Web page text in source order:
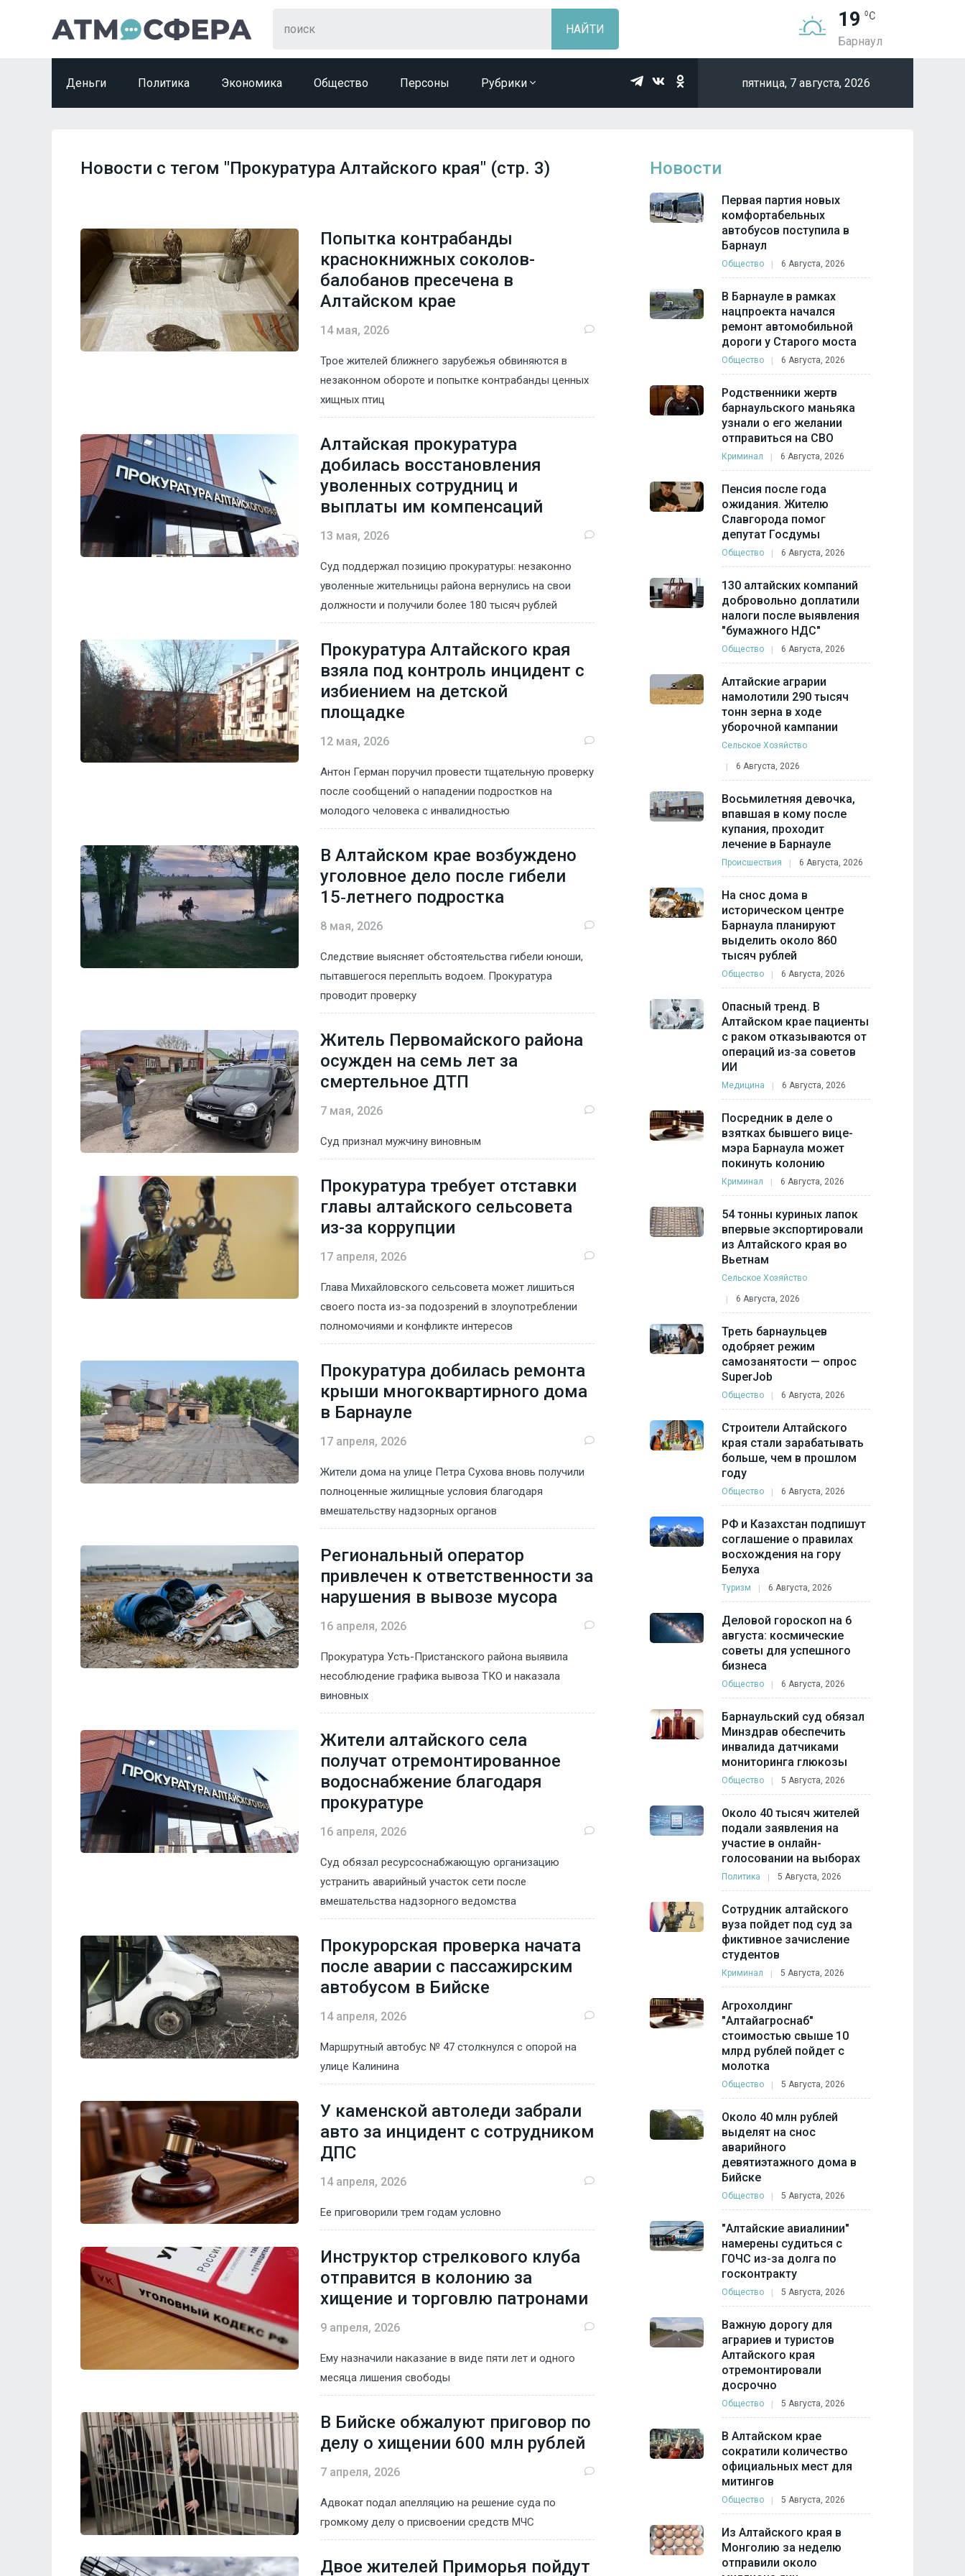
19
Барнаул
Деньги Политика Экономика Общество Персоны Рубрики пятница, 7 августа, 2026
Новости с тегом "Прокуратура Алтайского края" (стр. 3)
Попытка контрабанды
краснокнижных соколов-
балобанов пресечена в
Алтайском крае
14 мая, 2026
Трое жителей ближнего зарубежья обвиняются в
незаконном обороте и попытке контрабанды ценных
хищных птиц
Алтайская прокуратура
добилась восстановления
уволенных сотрудниц и
выплаты им компенсаций
13 мая, 2026
Суд поддержал позицию прокуратуры: незаконно
уволенные жительницы района вернулись на свои
должности и получили более 180 тысяч рублей
Прокуратура Алтайского края
взяла под контроль инцидент с
избиением на детской
площадке
12 мая, 2026
Антон Герман поручил провести тщательную проверку
после сообщений о нападении подростков на
молодого человека с инвалидностью
В Алтайском крае возбуждено
уголовное дело после гибели
15‑летнего подростка
8 мая, 2026
Следствие выясняет обстоятельства гибели юноши,
пытавшегося переплыть водоем. Прокуратура
проводит проверку
Житель Первомайского района
осужден на семь лет за
смертельное ДТП
7 мая, 2026
Суд признал мужчину виновным
Прокуратура требует отставки
главы алтайского сельсовета
из-за коррупции
17 апреля, 2026
Глава Михайловского сельсовета может лишиться
своего поста из-за подозрений в злоупотреблении
полномочиями и конфликте интересов
Прокуратура добилась ремонта
крыши многоквартирного дома
в Барнауле
17 апреля, 2026
Жители дома на улице Петра Сухова вновь получили
полноценные жилищные условия благодаря
вмешательству надзорных органов
Региональный оператор
привлечен к ответственности за
нарушения в вывозе мусора
16 апреля, 2026
Прокуратура Усть-Пристанского района выявила
несоблюдение графика вывоза ТКО и наказала
виновных
Жители алтайского села
получат отремонтированное
водоснабжение благодаря
прокуратуре
16 апреля, 2026
Суд обязал ресурсоснабжающую организацию
устранить аварийный участок сети после
вмешательства надзорного ведомства
Прокурорская проверка начата
после аварии с пассажирским
автобусом в Бийске
14 апреля, 2026
Маршрутный автобус № 47 столкнулся с опорой на
улице Калинина
У каменской автоледи забрали
авто за инцидент с сотрудником
ДПС
14 апреля, 2026
Ее приговорили трем годам условно
Инструктор стрелкового клуба
отправится в колонию за
хищение и торговлю патронами
9 апреля, 2026
Ему назначили наказание в виде пяти лет и одного
месяца лишения свободы
В Бийске обжалуют приговор по
делу о хищении 600 млн рублей
7 апреля, 2026
Адвокат подал апелляцию на решение суда по
громкому делу о присвоении средств МЧС
Двое жителей Приморья пойдут
Новости
Первая партия новых
комфортабельных
автобусов поступила в
Барнаул
Общество 6 Августа, 2026
В Барнауле в рамках
нацпроекта начался
ремонт автомобильной
дороги у Старого моста
Общество 6 Августа, 2026
Родственники жертв
барнаульского маньяка
узнали о его желании
отправиться на СВО
Криминал 6 Августа, 2026
Пенсия после года
ожидания. Жителю
Славгорода помог
депутат Госдумы
Общество 6 Августа, 2026
130 алтайских компаний
добровольно доплатили
налоги после выявления
"бумажного НДС"
Общество 6 Августа, 2026
Алтайские аграрии
намолотили 290 тысяч
тонн зерна в ходе
уборочной кампании
Сельское Хозяйство
6 Августа, 2026
Восьмилетняя девочка,
впавшая в кому после
купания, проходит
лечение в Барнауле
Происшествия 6 Августа, 2026
На снос дома в
историческом центре
Барнаула планируют
выделить около 860
тысяч рублей
Общество 6 Августа, 2026
Опасный тренд. В
Алтайском крае пациенты
с раком отказываются от
операций из‑за советов
ИИ
Медицина 6 Августа, 2026
Посредник в деле о
взятках бывшего вице-
мэра Барнаула может
покинуть колонию
Криминал 6 Августа, 2026
54 тонны куриных лапок
впервые экспортировали
из Алтайского края во
Вьетнам
Сельское Хозяйство
6 Августа, 2026
Треть барнаульцев
одобряет режим
самозанятости — опрос
SuperJob
Общество 6 Августа, 2026
Строители Алтайского
края стали зарабатывать
больше, чем в прошлом
году
Общество 6 Августа, 2026
РФ и Казахстан подпишут
соглашение о правилах
восхождения на гору
Белуха
Туризм 6 Августа, 2026
Деловой гороскоп на 6
августа: космические
советы для успешного
бизнеса
Общество 6 Августа, 2026
Барнаульский суд обязал
Минздрав обеспечить
инвалида датчиками
мониторинга глюкозы
Общество 5 Августа, 2026
Около 40 тысяч жителей
подали заявления на
участие в онлайн-
голосовании на выборах
Политика 5 Августа, 2026
Сотрудник алтайского
вуза пойдет под суд за
фиктивное зачисление
студентов
Криминал 5 Августа, 2026
Агрохолдинг
"Алтайагроснаб"
стоимостью свыше 10
млрд рублей пойдет с
молотка
Общество 5 Августа, 2026
Около 40 млн рублей
выделят на снос
аварийного
девятиэтажного дома в
Бийске
Общество 5 Августа, 2026
"Алтайские авиалинии"
намерены судиться с
ГОЧС из-за долга по
госконтракту
Общество 5 Августа, 2026
Важную дорогу для
аграриев и туристов
Алтайского края
отремонтировали
досрочно
Общество 5 Августа, 2026
В Алтайском крае
сократили количество
официальных мест для
митингов
Общество 5 Августа, 2026
Из Алтайского края в
Монголию за неделю
отправили около